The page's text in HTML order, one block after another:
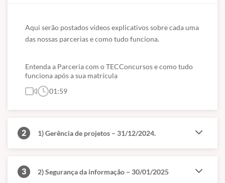
Aqui serão postados vídeos explicativos sobre cada uma
das nossas parcerias e como tudo funciona.
Entenda a Parceria com o TECConcursos e como tudo
funciona após a sua matrícula
01:59
2 1) Gerência de projetos – 31/12/2024.
3 2) Segurança da informação – 30/01/2025